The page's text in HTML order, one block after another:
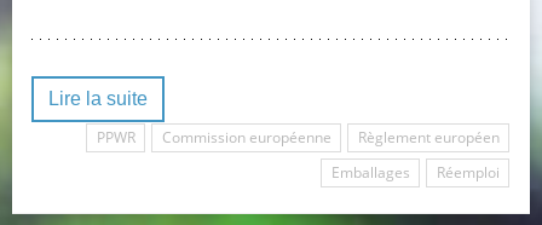
Lire la suite
PPWR
Commission européenne
Règlement européen
Emballages
Réemploi